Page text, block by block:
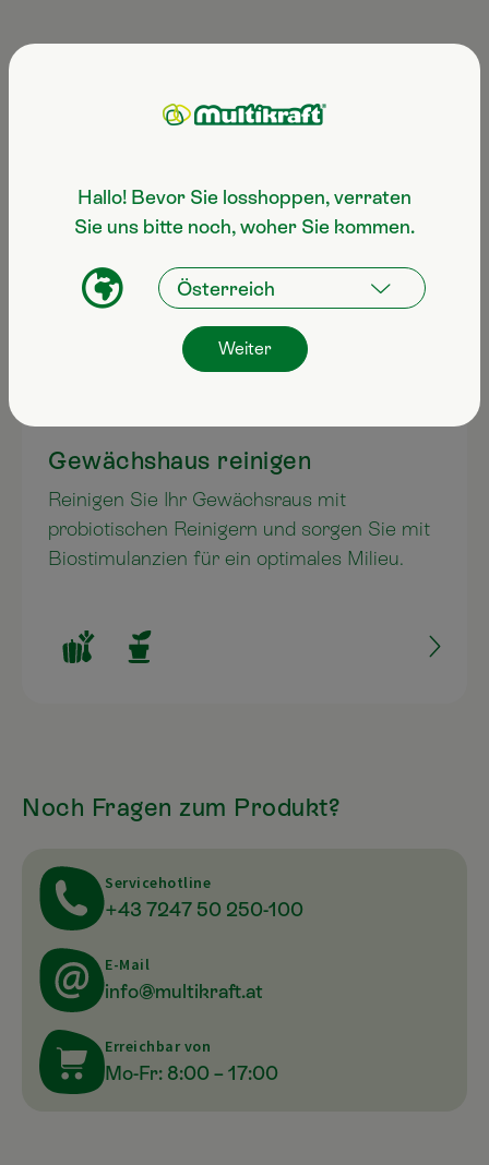
Gewächshaus reinigen
Reinigen Sie Ihr Gewächsraus mit
probiotischen Reinigern und sorgen Sie mit
Biostimulanzien für ein optimales Milieu.
Noch Fragen zum Produkt?
Servicehotline
+43 7247 50 250-100
E-Mail
info@multikraft.at
Erreichbar von
Mo-Fr: 8:00 – 17:00
Hallo! Bevor Sie losshoppen, verraten
Sie uns bitte noch, woher Sie kommen.
Weiter